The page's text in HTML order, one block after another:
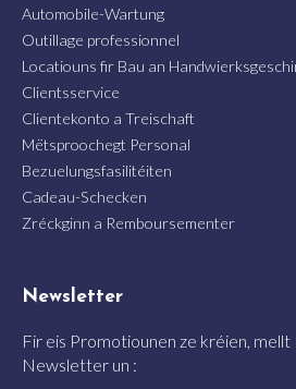
Automobile-Wartung
Outillage professionnel
Locatiouns fir Bau an
Clientsservice
Clientekonto a Treischaft
Mëtsproochegt Personal
Bezuelungsfasilitéiten
Cadeau-Schecken
Zréckginn a Remboursementer
Newsletter
Fir eis Promotiounen ze kréien, mellt
Newsletter un :